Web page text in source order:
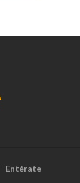
Entérate